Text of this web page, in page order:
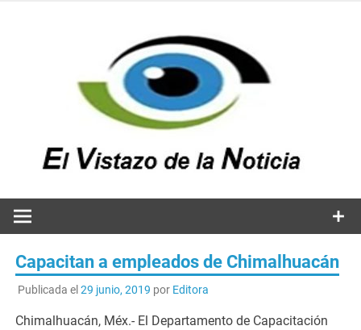
Capacitan a empleados de Chimalhuacán
Publicada el 29 junio, 2019 por Editora
Chimalhuacán, Méx.- El Departamento de Capacitación